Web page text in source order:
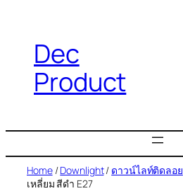
Dec
Product
Home/Downlight/ ดาวน์ไลท์ติดลอย
เหลี่ยม สีดำ E27